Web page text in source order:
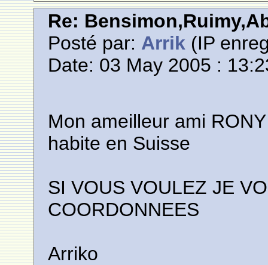
Re:
Posté par: Arrik (IP
Date: 03 May 2005 :
Mon ameilleur ami
habite en Suisse
SI VOUS VOULEZ JE
COORDONNEES
Arriko